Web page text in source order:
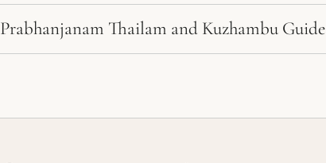
Prabhanjanam Thailam and Kuzhambu Guide